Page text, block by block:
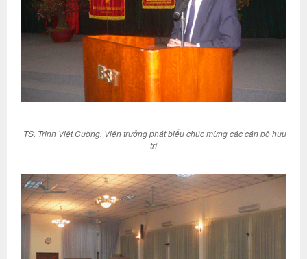
TS. Trịnh Việt Cường, Viện trưởng phát biểu chúc mừng các cán bộ hưu
trí